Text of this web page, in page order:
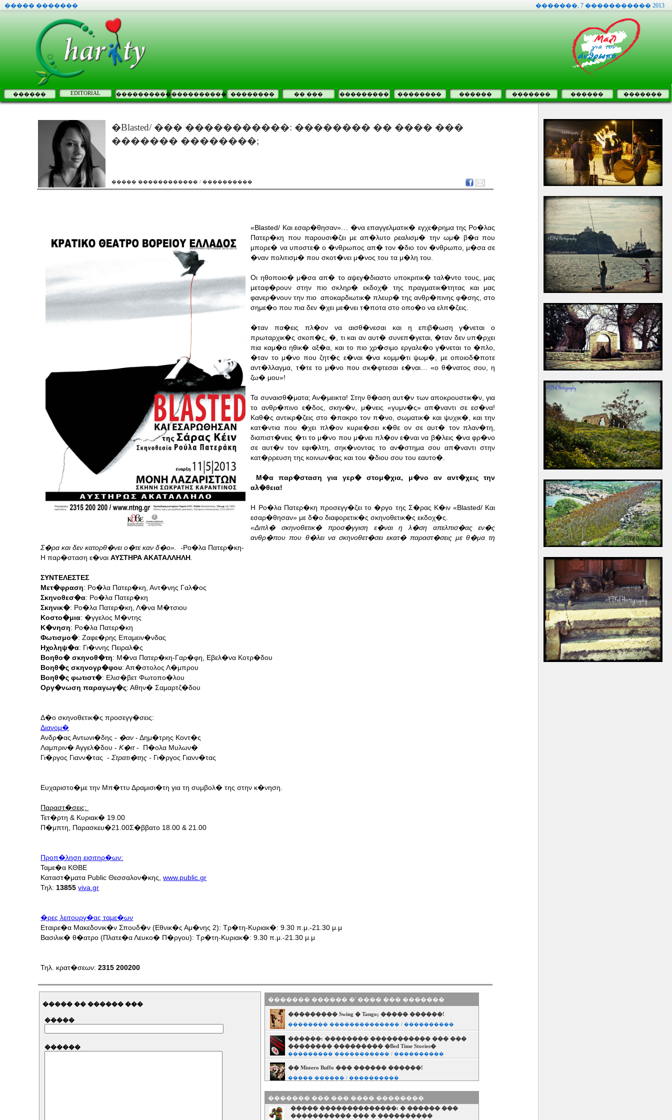
����� ������� �������, 7 ����������� 2013
������ EDITORIAL �������������������� �������� �� ��� ��������� �������� ������ ������� ������ �������
�Blasted/ ��� �����������: �������� �� ���� ���
������� ��������;
����� ������������ / ����������
«Blasted/ Και εσαρ�θησαν»… �να επαγγελματικ� εγχε�ρημα της Ρο�λας
Πατερ�κη που παρουσι�ζει με απ�λυτο ρεαλισμ� την ωμ� β�α που
μπορε� να υποστε� ο �νθρωπος απ� τον �διο τον �νθρωπο, μ�σα σε
�ναν πολιτισμ� που σκοτ�νει μ�νος του τα μ�λη του.
Οι ηθοποιο� μ�σα απ� το αψεγ�διαστο υποκριτικ� ταλ�ντο τους, μας
μεταφ�ρουν στην πιο σκληρ� εκδοχ� της πραγματικ�τητας και μας
φανερ�νουν την πιο αποκαρδιωτικ� πλευρ� της ανθρ�πινης φ�σης, στο
σημε�ο που πια δεν �χει με�νει τ�ποτα στο οπο�ο να ελπ�ζεις.
�ταν πα�εις πλ�ον να αισθ�νεσαι και η επιβ�ωση γ�νεται ο
πρωταρχικ�ς σκοπ�ς, �, τι και αν αυτ� συνεπ�γεται, �ταν δεν υπ�ρχει
πια καμ�α ηθικ� αξ�α, και το πιο χρ�σιμο εργαλε�ο γ�νεται το �πλο,
�ταν το μ�νο που ζητ�ς ε�ναι �να κομμ�τι ψωμ�, με οποιοδ�ποτε
αντ�λλαγμα, τ�τε το μ�νο που σκ�φτεσαι ε�ναι… «ο θ�νατος σου, η
ζω� μου»!
Τα συναισθ�ματα; Αν�μεικτα! Στην θ�αση αυτ�ν των αποκρουστικ�ν, για
το ανθρ�πινο ε�δος, σκην�ν, μ�νεις «γυμν�ς» απ�ναντι σε εσ�να!
Καθ�ς αντικρ�ζεις στο �πακρο τον π�νο, σωματικ� και ψυχικ�, και την
κατ�ντια που �χει πλ�ον κυριε�σει κ�θε ον σε αυτ� τον πλαν�τη,
διαπιστ�νεις �τι το μ�νο που μ�νει πλ�ον ε�ναι να β�λεις �να φρ�νο
σε αυτ�ν τον εφι�λτη, σηκ�νοντας το αν�στημα σου απ�ναντι στην
κατ�ρρευση της κοινων�ας και του �διου σου του εαυτο�.
Μ�α παρ�σταση για γερ� στομ�χια,
μ�νο αν αντ�χεις την
αλ�θεια!
H Ρο�λα Πατερ�κη προσεγγ�ζει το �ργο της Σ�ρας Κ�ιν «Blasted/ Και
εσαρ�θησαν» με δ�ο διαφορετικ�ς σκηνοθετικ�ς εκδοχ�ς.
«Διπλ� σκηνοθετικ� προσ�γγιση ε�ναι η λ�ση απελπισ�ας εν�ς
ανθρ�που που θ�λει να σκηνοθετ�σει εκατ� παραστ�σεις με θ�μα τη
Σ�ρα και δεν κατορθ�νει ο�τε καν δ�ο». -Ρο�λα Πατερ�κη-
Η παρ�σταση ε�ναιΑΥΣΤΗΡΑ ΑΚΑΤΑΛΛΗΛΗ
ΣΥΝΤΕΛΕΣΤΕΣ
Μετ�φραση: Ρο�λα Πατερ�κη, Αντ�νης Γαλ�ος
Σκηνοθεσ�α: Ρο�λα Πατερ�κη
Σκηνικ�: Ρο�λα Πατερ�κη, Λ�να Μ�τσιου
Κοστο�μια: �γγελος Μ�ντης
Κ�νηση: Ρο�λα Πατερ�κη
Φωτισμο�: Ζαφε�ρης Επαμειν�νδας
Ηχοληψ�α: Γι�ννης Πειραλ�ς
Βοηθο� σκηνοθ�τη: Μ�να Πατερ�κη-Γαρ�φη, Εβελ�να Κοτρ�δου
Βοηθ�ς σκηνογρ�φου: Απ�στολος Λ�μπρου
Βοηθ�ς φωτιστ�: Ελισ�βετ Φωτοπο�λου
Οργ�νωση παραγωγ�ς: Αθην� Σαμαρτζ�δου
Δ�ο σκηνοθετικ�ς προσεγγ�σεις:
Διανομ�
Ανδρ�ας Αντωνι�δης - �αν - Δημ�τρης Κοντ�ς
Λαμπριν� Αγγελ�δου -Κ�ιτ- Π�ολα Μυλων�
Γι�ργος Γιανν�τας -Στρατι�της - Γι�ργος Γιανν�τας
Ευχαριστο�με την Μπ�ττυ Δραμισι�τη για τη συμβολ� της στην κ�νηση.
Παραστ�σεις:
Τετ�ρτη & Κυριακ� 19.00
Π�μπτη, Παρασκευ�21.00Σ�ββατο 18.00 & 21.00
Προπ�ληση εισιτηρ�ων:
Ταμε�α ΚΘΒΕ
Kαταστ�ματα Public Θεσσαλον�κης,www.public.gr
Τηλ: 13855 viva.gr
�ρες λειτουργ�ας ταμε�ων
Eταιρε�α Μακεδονικ�ν Σπουδ�ν (Εθνικ�ς Αμ�νης 2): Τρ�τη-Κυριακ�: 9.30 π.μ.-21.30 μ.μ
Βασιλικ� θ�ατρο (Πλατε�α Λευκο� Π�ργου): Τρ�τη-Κυριακ�: 9.30 π.μ.-21.30 μ.μ
Τηλ. κρατ�σεων:2315 200200
����� �� ������ ���
�����
������
������� ������ �' ���� ��� �������
��������� Swing � Tango; ����� ������!
�������� �������������� / ����������
������: �������� ����������� ��� ���
�������� ��������� �Bed Time Stories�
��������� ����������� / ����������
�� Mistero Buffo ��� ������ ������!
����� ������ / ����������
������...������� ��� ��� ��� ������
�������������!
����� ������ / ����������
������� ��� ��� ���� ��������
����� ��������������: � ������ ���
����������� ��� � ����������